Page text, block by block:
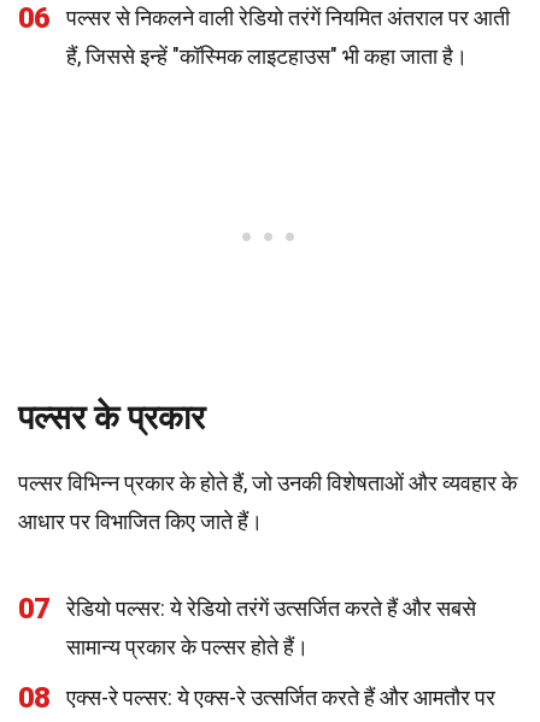
06
पल्सर से निकलने वाली रेडियो तरंगें नियमित अंतराल पर आती
हैं, जिससे इन्हें "कॉस्मिक लाइटहाउस" भी कहा जाता है।
पल्सर के प्रकार
पल्सर विभिन्न प्रकार के होते हैं, जो उनकी विशेषताओं और व्यवहार के
आधार पर विभाजित किए जाते हैं।
07
रेडियो पल्सर: ये रेडियो तरंगें उत्सर्जित करते हैं और सबसे
सामान्य प्रकार के पल्सर होते हैं।
08
एक्स-रे पल्सर: ये एक्स-रे उत्सर्जित करते हैं और आमतौर पर